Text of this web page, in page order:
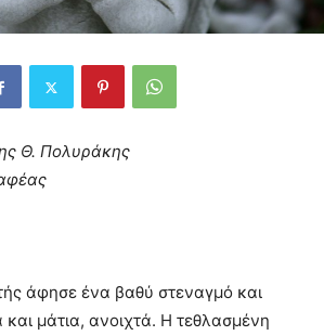
Θ. Πολυράκης
άφησε ένα βαθύ στεναγμό και
μάτια, ανοιχτά. Η τεθλασμένη